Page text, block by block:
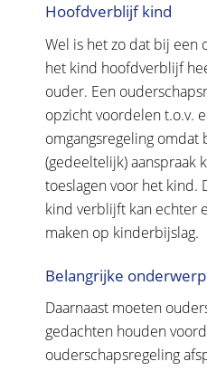
Hoofdverblijf kind
Wel is het zo dat bij een
het kind hoofdverblijf
ouder. Een
opzicht voordelen t.o.v.
omgangsregeling omdat
(gedeeltelijk) aanspraak
toeslagen voor het kind.
kind verblijft kan echter
maken op kinderbijslag.
Belangrijke
Daarnaast moeten
gedachten houden
ouderschapsregeling